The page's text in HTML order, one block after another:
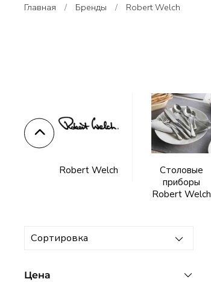
Главная Бренды Robert Welch
Lenox
–
американский
историей
Robert Welch
Столовые
приборы
Robert Welch
Цена